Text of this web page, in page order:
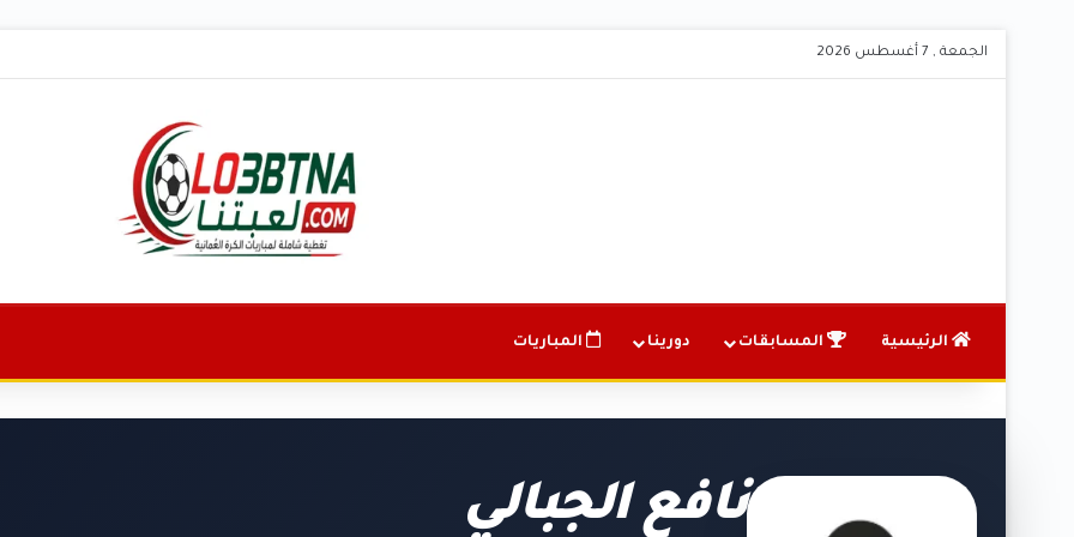
الجمعة , 7 أغسطس 2026
الرئيسية المسابقات دورينا المباريات
نافع الجبالي